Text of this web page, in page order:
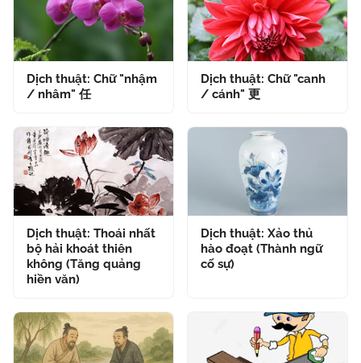
Dịch thuật: Chữ "nhậm
/ nhâm" 任
Dịch thuật: Chữ "canh
/ cánh" 更
Dịch thuật: Thoái nhất
bộ hải khoát thiên
không (Tăng quảng
hiền văn)
Dịch thuật: Xảo thủ
hào đoạt (Thành ngữ
cố sự)